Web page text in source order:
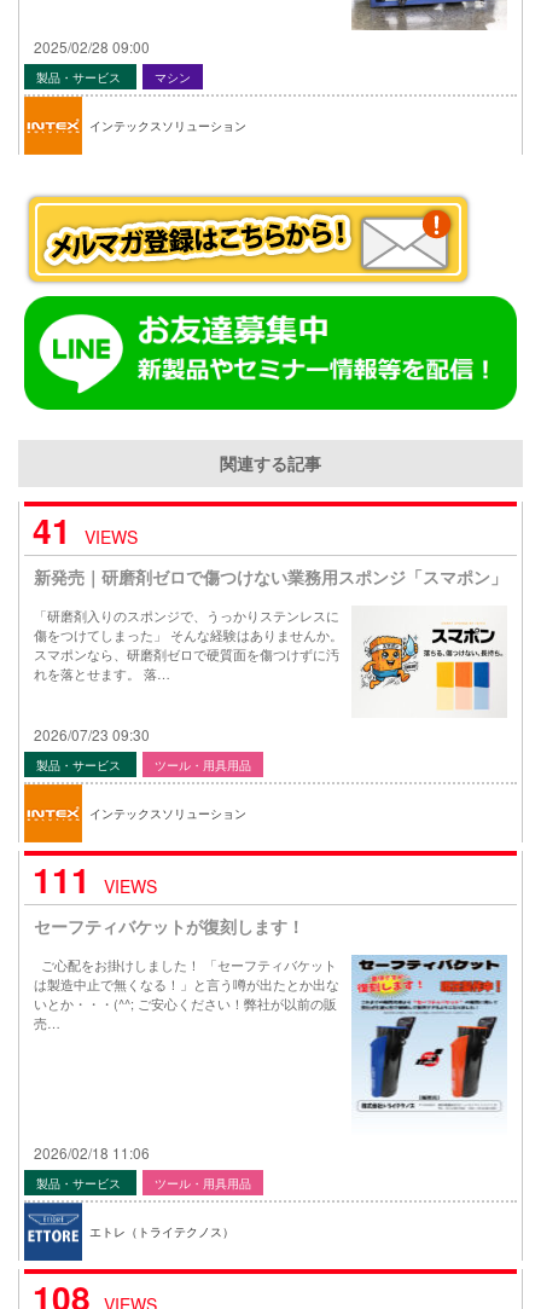
2025/02/28 09:00
製品・サービス マシン
インテックスソリューション
関連する記事
41
VIEWS
新発売｜研磨剤ゼロで傷つけない業務用スポンジ「スマポン」
「研磨剤入りのスポンジで、うっかりステンレスに
傷をつけてしまった」 そんな経験はありませんか。
スマポンなら、研磨剤ゼロで硬質面を傷つけずに汚
れを落とせます。 落…
2026/07/23 09:30
製品・サービス ツール・用具用品
インテックスソリューション
111
VIEWS
セーフティバケットが復刻します！
ご心配をお掛けしました！ 「セーフティバケット
は製造中止で無くなる！」と言う噂が出たとか出な
いとか・・・(^^; ご安心ください！弊社が以前の販
売…
2026/02/18 11:06
製品・サービス ツール・用具用品
エトレ（トライテクノス）
108 VIEWS